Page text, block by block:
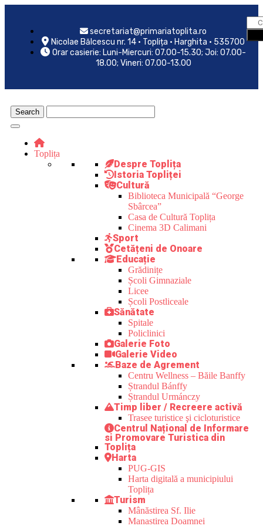
secretariat@primariatoplita.ro
Nicolae Bălcescu nr. 14 • Toplița • Harghita • 535700
Orar casierie: Luni-Miercuri: 07.00-15.30; Joi: 07.00-
18.00; Vineri: 07.00-13.00
Toplița
Despre Toplița
Istoria Topliței
Cultură
Biblioteca Municipală “George
Sbârcea”
Casa de Cultură Toplița
Cinema 3D Calimani
Sport
Cetățeni de Onoare
Educație
Grădinițe
Școli Gimnaziale
Licee
Școli Postliceale
Sănătate
Spitale
Policlinici
Galerie Foto
Galerie Video
Baze de Agrement
Centru Wellness – Băile Banffy
Ștrandul Bánffy
Ștrandul Urmánczy
Timp liber / Recreere activă
Trasee turistice şi cicloturistice
Centrul Național de Informare
si Promovare Turistica din
Toplița
Harta
PUG-GIS
Harta digitală a municipiului
Toplița
Turism
Mânăstirea Sf. Ilie
Manastirea Doamnei